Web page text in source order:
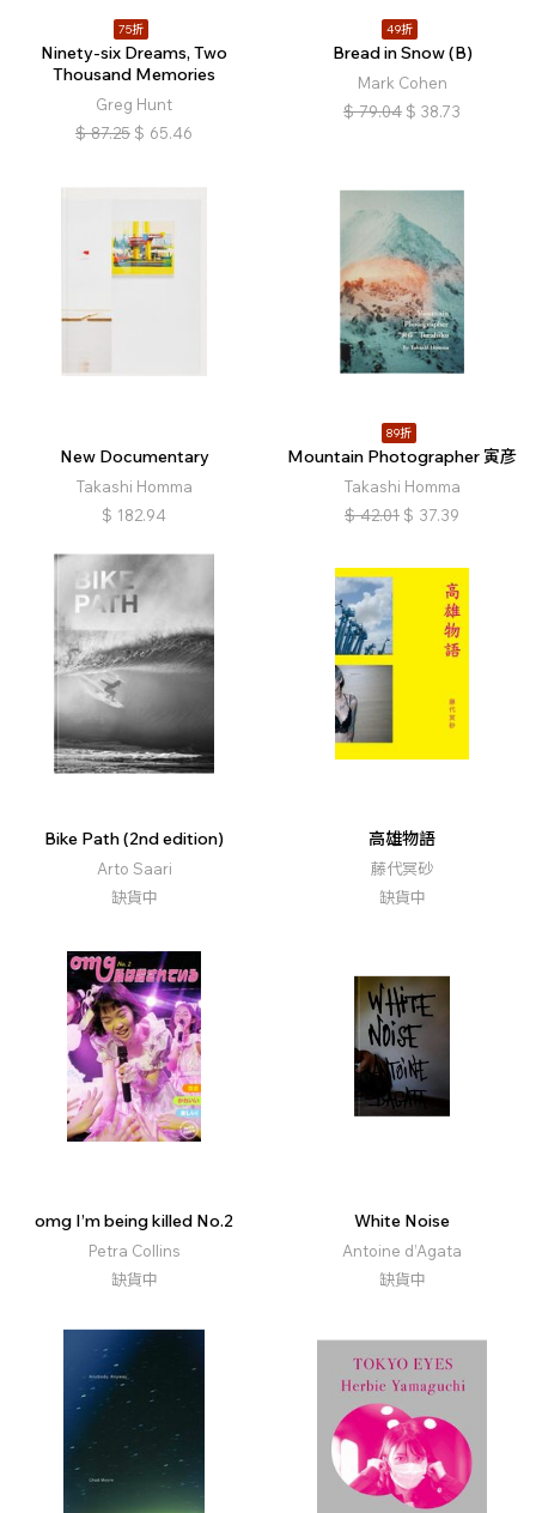
75折
Ninety-six Dreams, Two
Thousand Memories
Greg Hunt
$ 87.25 $ 65.46
49折
Bread in Snow (B)
Mark Cohen
$ 79.04 $ 38.73
New Documentary
Takashi Homma
$ 182.94
89折
Mountain Photographer 寅彦
Takashi Homma
$ 42.01 $ 37.39
Bike Path (2nd edition)
Arto Saari
缺貨中
高雄物語
藤代冥砂
缺貨中
omg I’m being killed No.2
Petra Collins
缺貨中
White Noise
Antoine d’Agata
缺貨中